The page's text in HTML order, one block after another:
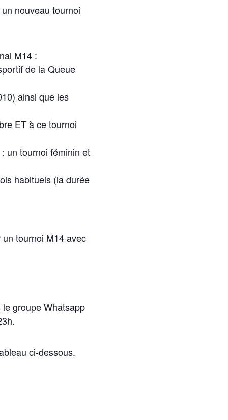
nouveau tournoi
M14 :
de la Queue
ainsi que les
ET à ce tournoi
un tournoi féminin et
habituels (la durée
tournoi M14 avec
groupe Whatsapp
ci-dessous.